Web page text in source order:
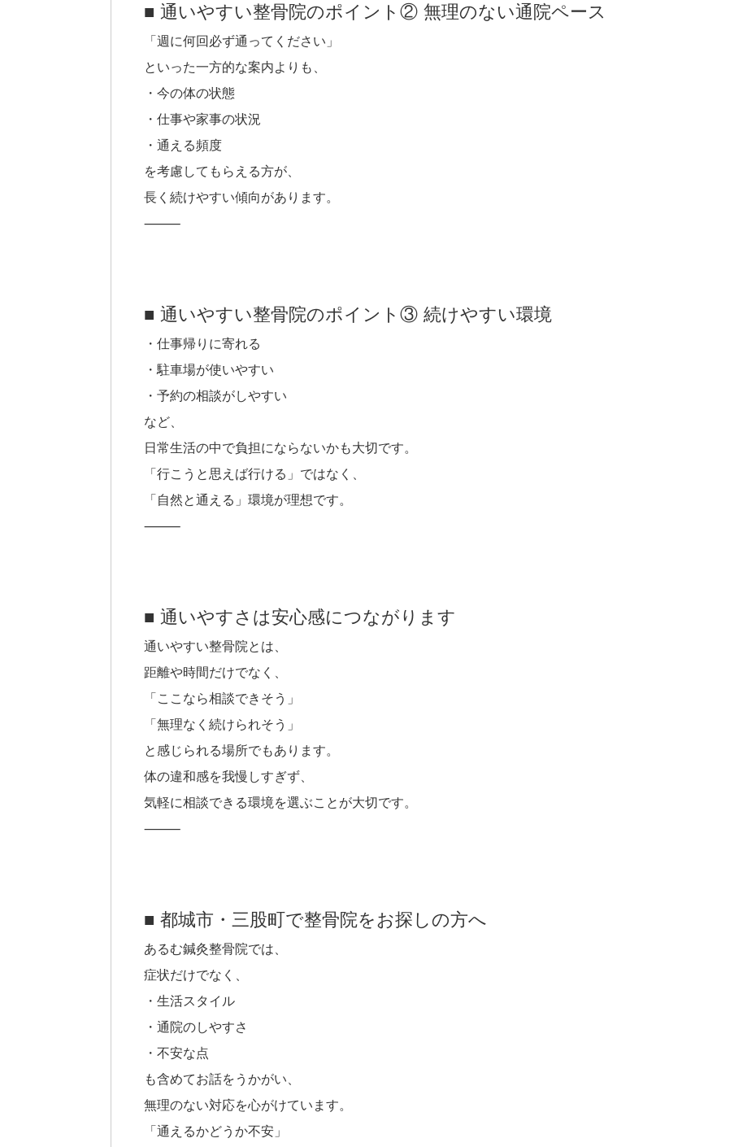
■ 通いやすい整骨院のポイント② 無理のない通院ペース
「週に何回必ず通ってください」
といった一方的な案内よりも、
・今の体の状態
・仕事や家事の状況
・通える頻度
を考慮してもらえる方が、
長く続けやすい傾向があります。
⸻
■ 通いやすい整骨院のポイント③ 続けやすい環境
・仕事帰りに寄れる
・駐車場が使いやすい
・予約の相談がしやすい
など、
日常生活の中で負担にならないかも大切です。
「行こうと思えば行ける」ではなく、
「自然と通える」環境が理想です。
⸻
■ 通いやすさは安心感につながります
通いやすい整骨院とは、
距離や時間だけでなく、
「ここなら相談できそう」
「無理なく続けられそう」
と感じられる場所でもあります。
体の違和感を我慢しすぎず、
気軽に相談できる環境を選ぶことが大切です。
⸻
■ 都城市・三股町で整骨院をお探しの方へ
あるむ鍼灸整骨院では、
症状だけでなく、
・生活スタイル
・通院のしやすさ
・不安な点
も含めてお話をうかがい、
無理のない対応を心がけています。
「通えるかどうか不安」